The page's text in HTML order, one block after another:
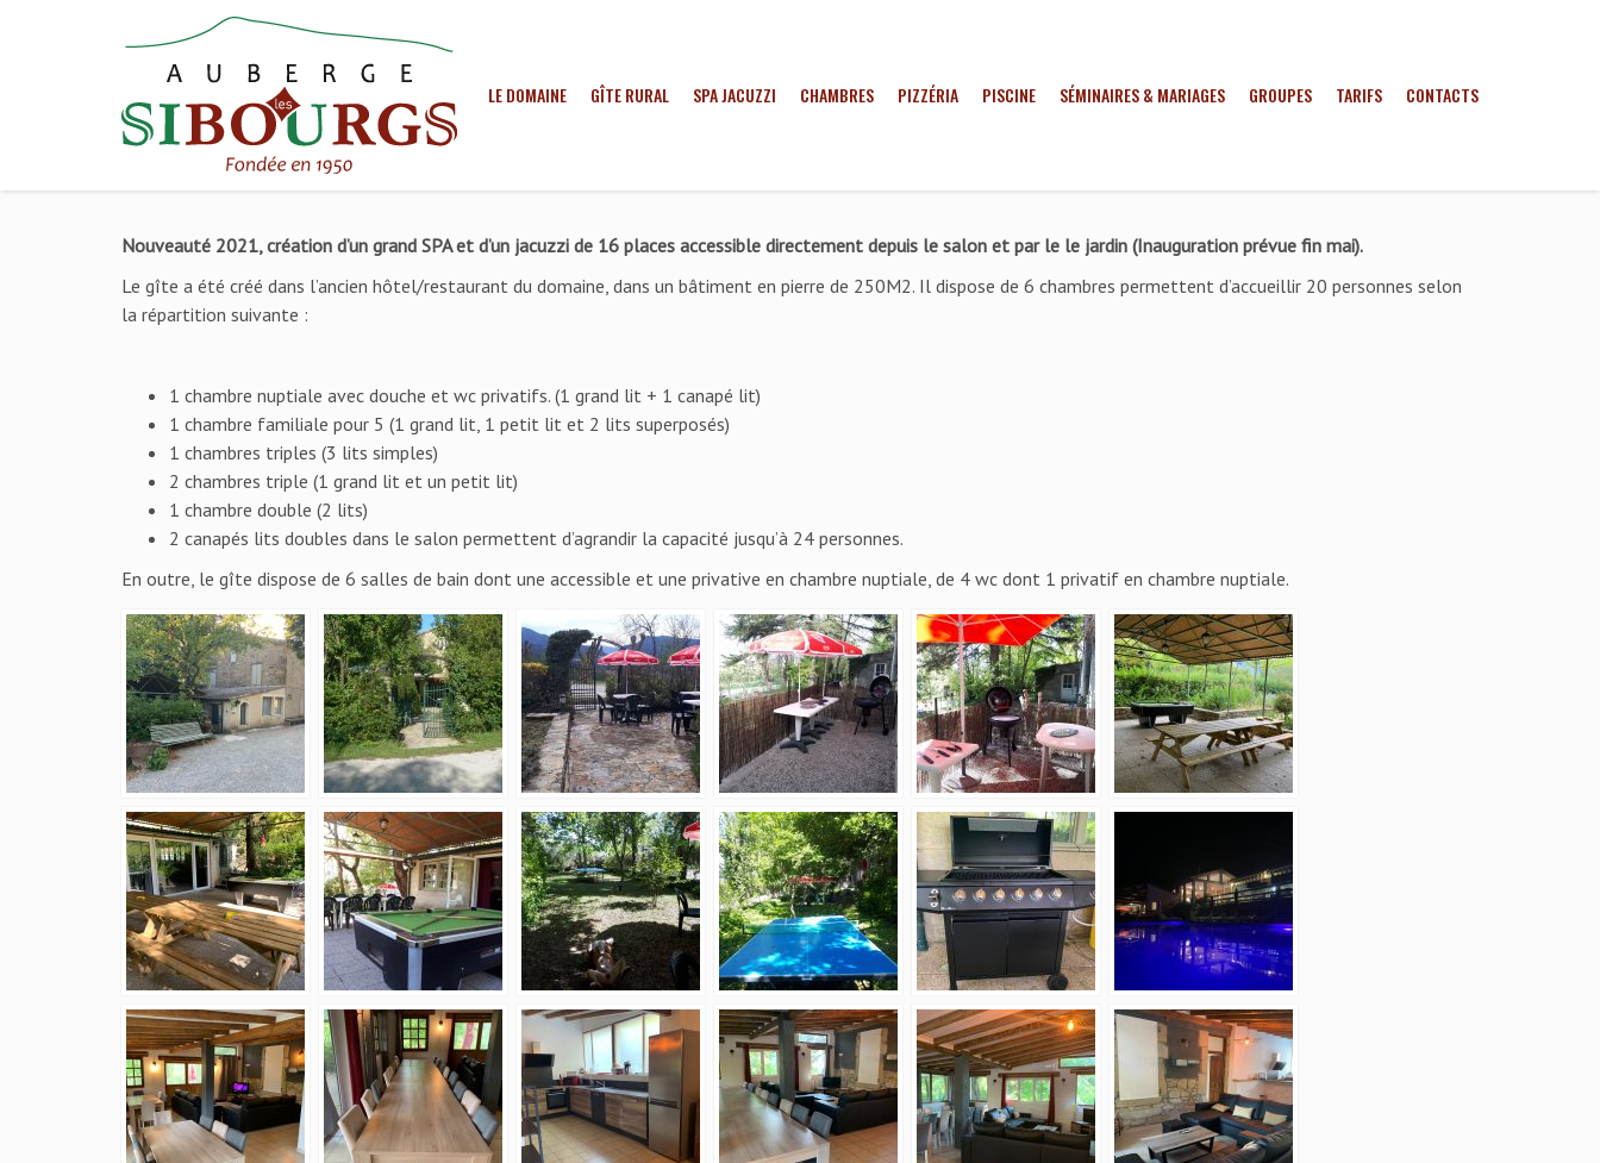
LE DOMAINE GÎTE RURAL SPA JACUZZI CHAMBRES PIZZÉRIA PISCINE SÉMINAIRES & MARIAGES GROUPES TARIFS CONTACTS
Nouveauté 2021, création d’un grand SPA et d’un jacuzzi de 16 places accessible directement depuis le salon et par le le jardin (Inauguration prévue fin mai).
Le gîte a été créé dans l’ancien hôtel/restaurant du domaine, dans un bâtiment en pierre de 250M2. Il dispose de 6 chambres permettent d’accueillir 20 personnes selon
la répartition suivante :
1 chambre nuptiale avec douche et wc privatifs. (1 grand lit + 1 canapé lit)
1 chambre familiale pour 5 (1 grand lit, 1 petit lit et 2 lits superposés)
1 chambres triples (3 lits simples)
2 chambres triple (1 grand lit et un petit lit)
1 chambre double (2 lits)
2 canapés lits doubles dans le salon permettent d’agrandir la capacité jusqu’à 24 personnes.
En outre, le gîte dispose de 6 salles de bain dont une accessible et une privative en chambre nuptiale, de 4 wc dont 1 privatif en chambre nuptiale.